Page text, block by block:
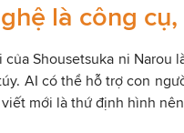
là công
của Shousetsuka ni Narou
AI có thể hỗ trợ con
mới là thứ định hình